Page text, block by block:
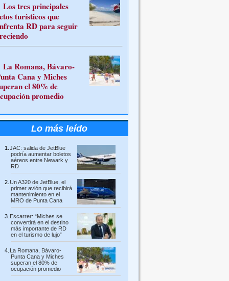
Los tres principales
turísticos que
RD para seguir
La Romana, Bávaro-
Cana y Miches
el 80% de
promedio
Lo más leído
JAC: salida de JetBlue
podría aumentar boletos
aéreos entre Newark y
RD
Un A320 de JetBlue, el
primer avión que recibirá
mantenimiento en el
MRO de Punta Cana
Escarrer: “Miches se
convertirá en el destino
más importante de RD
en el turismo de lujo”
La Romana, Bávaro-
Punta Cana y Miches
superan el 80% de
ocupación promedio